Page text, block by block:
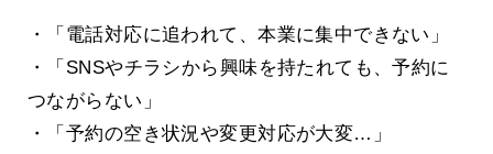
・「電話対応に追われて、本業に集中できない」
・「SNSやチラシから興味を持たれても、予約に
つながらない」
・「予約の空き状況や変更対応が大変…」